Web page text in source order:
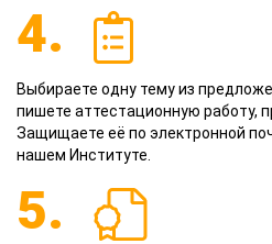
4.
Выбираете одну тему из
пишете аттестационную работу,
Защищаете её по электронной
нашем Институте.
5.